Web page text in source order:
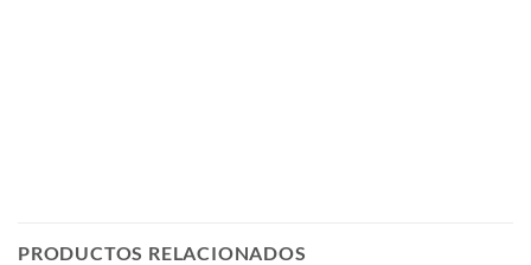
PRODUCTOS RELACIONADOS